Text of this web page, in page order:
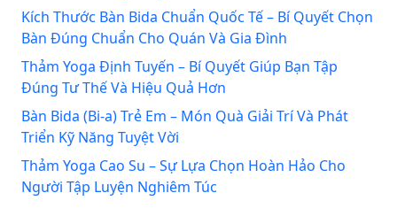
Kích Thước Bàn Bida Chuẩn Quốc Tế – Bí Quyết Chọn
Bàn Đúng Chuẩn Cho Quán Và Gia Đình
Thảm Yoga Định Tuyến – Bí Quyết Giúp Bạn Tập
Đúng Tư Thế Và Hiệu Quả Hơn
Bàn Bida (Bi-a) Trẻ Em – Món Quà Giải Trí Và Phát
Triển Kỹ Năng Tuyệt Vời
Thảm Yoga Cao Su – Sự Lựa Chọn Hoàn Hảo Cho
Người Tập Luyện Nghiêm Túc